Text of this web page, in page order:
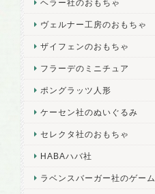
ヘラー社のおもちゃ
ヴェルナー工房のおもちゃ
ザイフェンのおもちゃ
フラーデのミニチュア
ポングラッツ人形
ケーセン社のぬいぐるみ
セレクタ社のおもちゃ
HABAハバ社
ラベンスバーガー社のゲーム